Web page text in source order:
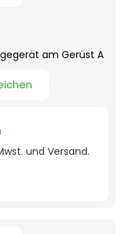
am Gerüst A
und Versand.